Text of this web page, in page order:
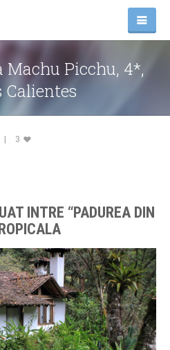
Picchu, 4*,
Calientes
3
INTRE “PADUREA DIN